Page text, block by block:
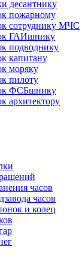
десантнику
пожарному
сотруднику МЧС
ГАИшнику
подводнику
капитану
моряку
пилоту
ФСБшнику
архитектору
часов
часов
и колец